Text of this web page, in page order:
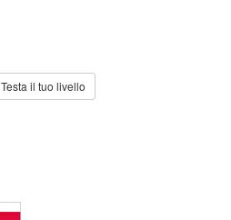
Testa il tuo livello